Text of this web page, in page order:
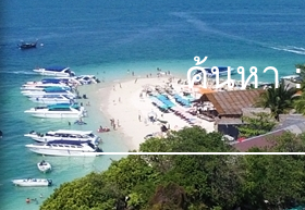
ค้นหา :